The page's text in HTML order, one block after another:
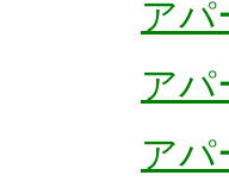
アパ
アパ
アパ